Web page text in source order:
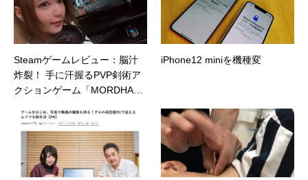
Steamゲームレビュー：脳汁
炸裂！ 手に汗握るPVP剣術ア
クションゲーム「MORDHAU
iPhone12 miniを機種変